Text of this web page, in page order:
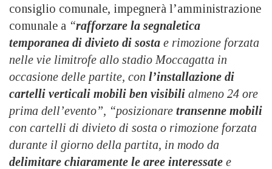
consiglio comunale, impegnerà l’amministrazione
comunale a “rafforzare la segnaletica
temporanea di divieto di sosta e rimozione forzata
nelle vie limitrofe allo stadio Moccagatta in
occasione delle partite, con l’installazione di
cartelli verticali mobili ben visibili almeno 24 ore
prima dell’evento”, “posizionare transenne mobili
con cartelli di divieto di sosta o rimozione forzata
durante il giorno della partita, in modo da
delimitare chiaramente le aree interessate e